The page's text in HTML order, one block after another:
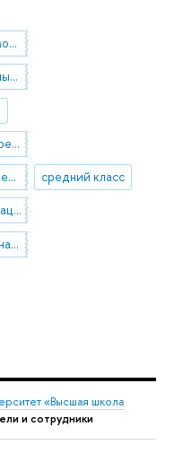
доходы и расходы домохозяйств
располагаемые денежные доходы населения
экономическая дифференциация в секторе домашних хозяйств
проблемы измерения бедности средний класс
социальная стратификация в России
неравенство доходов населения
«Высшая школа
и сотрудники